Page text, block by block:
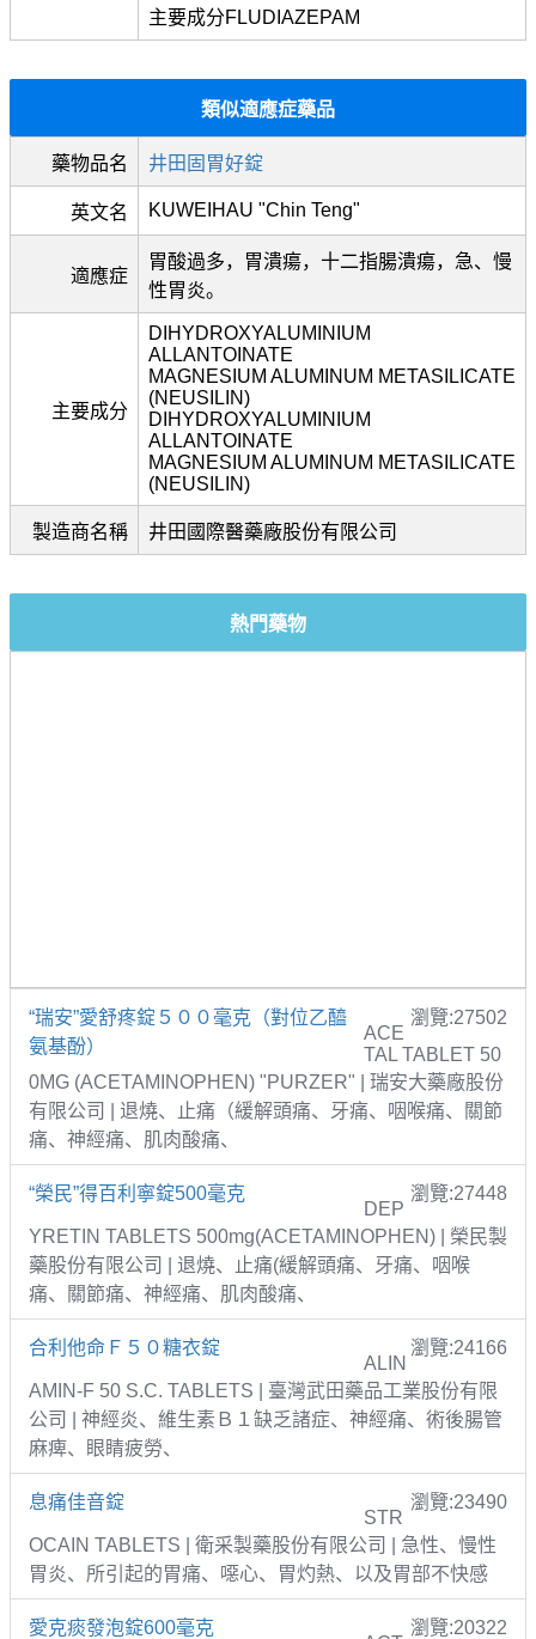
主要成分FLUDIAZEPAM
類似適應症藥品
藥物品名 井田固胃好錠
英文名 KUWEIHAU "Chin Teng"
適應症
胃酸過多，胃潰瘍，十二指腸潰瘍，急、慢
性胃炎。
主要成分
DIHYDROXYALUMINIUM
ALLANTOINATE
MAGNESIUM ALUMINUM METASILICATE
(NEUSILIN)
DIHYDROXYALUMINIUM
ALLANTOINATE
MAGNESIUM ALUMINUM METASILICATE
(NEUSILIN)
製造商名稱 井田國際醫藥廠股份有限公司
熱門藥物
“瑞安”愛舒疼錠５００毫克（對位乙醯
氨基酚）
瀏覽:27502
ACE
TAL TABLET 50
0MG (ACETAMINOPHEN) "PURZER" | 瑞安大藥廠股份
有限公司 | 退燒、止痛（緩解頭痛、牙痛、咽喉痛、關節
痛、神經痛、肌肉酸痛、
“榮民”得百利寧錠500毫克 瀏覽:27448
DEP
YRETIN TABLETS 500mg(ACETAMINOPHEN) | 榮民製
藥股份有限公司 | 退燒、止痛(緩解頭痛、牙痛、咽喉
痛、關節痛、神經痛、肌肉酸痛、
合利他命Ｆ５０糖衣錠 瀏覽:24166
ALIN
AMIN-F 50 S.C. TABLETS | 臺灣武田藥品工業股份有限
公司 | 神經炎、維生素Ｂ１缺乏諸症、神經痛、術後腸管
麻痺、眼睛疲勞、
息痛佳音錠 瀏覽:23490
STR
OCAIN TABLETS | 衛采製藥股份有限公司 | 急性、慢性
胃炎、所引起的胃痛、噁心、胃灼熱、以及胃部不快感
愛克痰發泡錠600毫克 瀏覽:20322